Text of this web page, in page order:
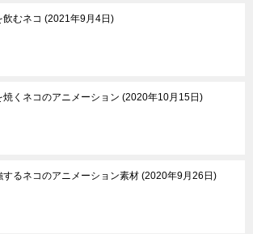
飲むネコ 2021年9月4日
焼くネコのアニメーション 2020年10月15日
するネコのアニメーション素材 2020年9月26日